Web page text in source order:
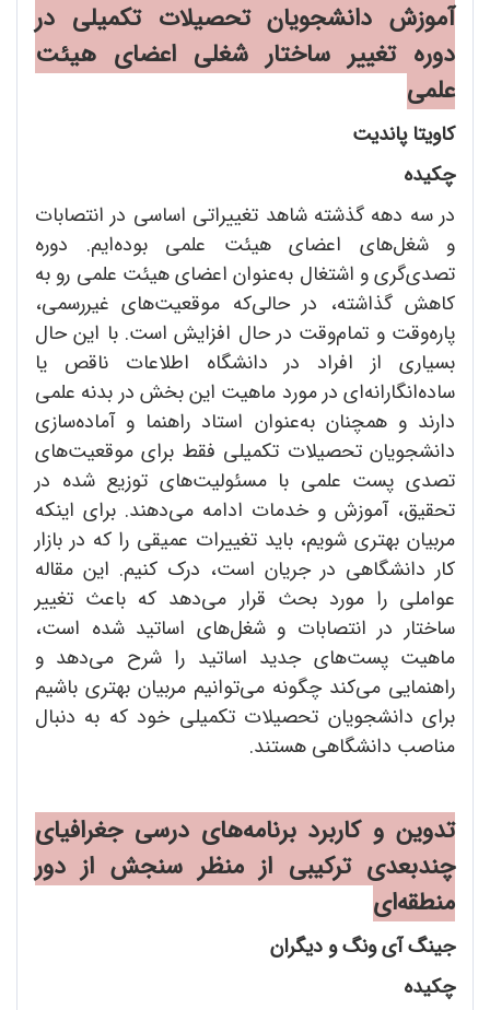
آموزش دانشجویان تحصیلات تکمیلی در
دوره تغییر ساختار شغلی اعضای هیئت
علمی
کاویتا پاندیت
چکیده
در سه دهه گذشته شاهد تغییراتی اساسی در انتصابات
و شغل‌های اعضای هیئت علمی بوده‌ایم. دوره
تصدی‌گری و اشتغال به‌عنوان اعضای هیئت علمی رو به
کاهش گذاشته، در حالی‌که موقعیت‌های غیررسمی،
پاره‌وقت و تمام‌وقت در حال افزایش است. با این حال
بسیاری از افراد در دانشگاه اطلاعات ناقص یا
ساده‌انگارانه‌ای در مورد ماهیت این بخش در بدنه علمی
دارند و همچنان به‌عنوان استاد راهنما و آماده‌سازی
دانشجویان تحصیلات تکمیلی فقط برای موقعیت‌های
تصدی پست علمی با مسئولیت‌های توزیع شده در
تحقیق، آموزش و خدمات ادامه می‌دهند. برای اینکه
مربیان بهتری شویم، باید تغییرات عمیقی را که در بازار
کار دانشگاهی در جریان است، درک کنیم. این مقاله
عواملی را مورد بحث قرار می‌دهد که باعث تغییر
ساختار در انتصابات و شغل‌های اساتید شده است،
ماهیت پست‌های جدید اساتید را شرح می‌دهد و
راهنمایی می‌کند چگونه می‌توانیم مربیان بهتری باشیم
برای دانشجویان تحصیلات تکمیلی خود که به دنبال
مناصب دانشگاهی هستند.
تدوین و کاربرد برنامههای درسی جغرافیای
چندبعدی ترکیبی از منظر سنجش از دور
منطقهای
جینگ آی ونگ و دیگران
چکیده